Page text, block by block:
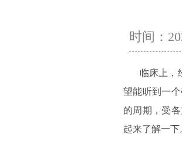
时间：
临床上，经
望能听到一
的周期，受
起来了解一下